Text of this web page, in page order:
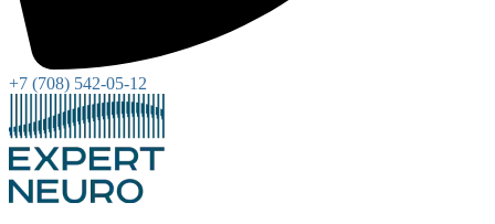
+7 (708) 542-05-12